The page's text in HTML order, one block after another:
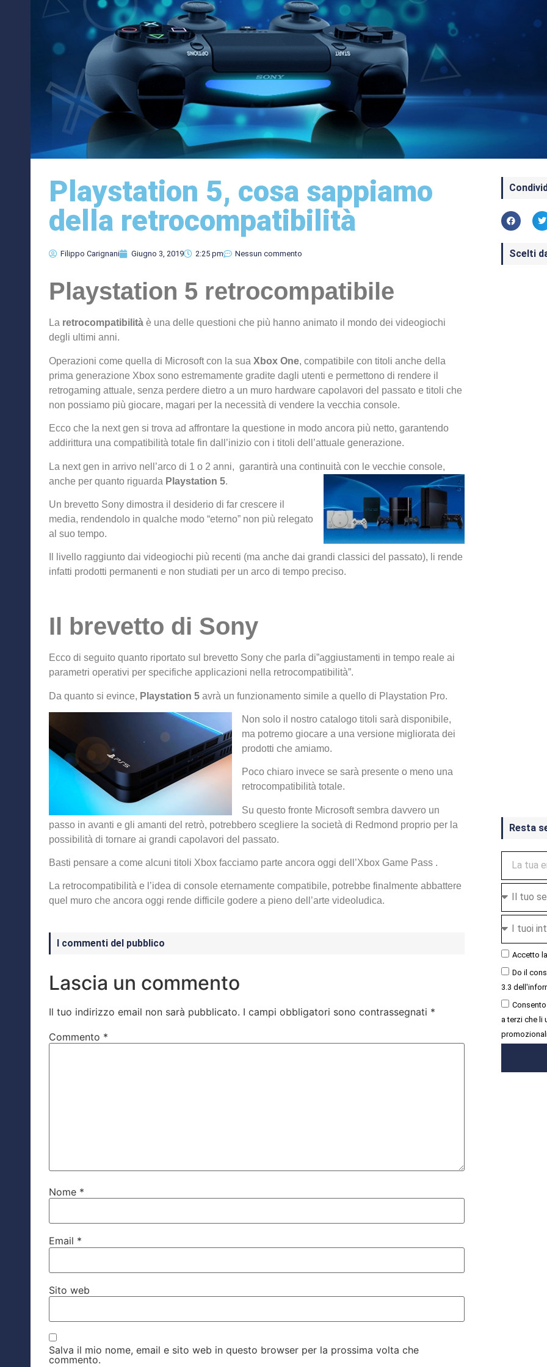
Playstation 5, cosa sappiamo
della retrocompatibilità
Filippo Carignani Giugno 3, 2019 2:25 pm Nessun commento
Playstation 5 retrocompatibile
La retrocompatibilità è una delle questioni che più hanno animato il mondo dei videogiochi
degli ultimi anni.
Operazioni come quella di Microsoft con la sua Xbox One, compatibile con titoli anche della
prima generazione Xbox sono estremamente gradite dagli utenti e permettono di rendere il
retrogaming attuale, senza perdere dietro a un muro hardware capolavori del passato e titoli che
non possiamo più giocare, magari per la necessità di vendere la vecchia console.
Ecco che la next gen si trova ad affrontare la questione in modo ancora più netto, garantendo
addirittura una compatibilità totale fin dall’inizio con i titoli dell’attuale generazione.
La next gen in arrivo nell’arco di 1 o 2 anni, garantirà una continuità con le vecchie console,
anche per quanto riguarda Playstation 5.
Un brevetto Sony dimostra il desiderio di far crescere il
media, rendendolo in qualche modo “eterno” non più relegato
al suo tempo.
Il livello raggiunto dai videogiochi più recenti (ma anche dai grandi classici del passato), li rende
infatti prodotti permanenti e non studiati per un arco di tempo preciso.
Il brevetto di Sony
Ecco di seguito quanto riportato sul brevetto Sony che parla di”aggiustamenti in tempo reale ai
parametri operativi per specifiche applicazioni nella retrocompatibilità”.
Da quanto si evince, Playstation 5 avrà un funzionamento simile a quello di Playstation Pro.
Non solo il nostro cata logo titoli sarà disponibile,
ma potremo giocare a una versione migliorata dei
prodotti che amiamo.
Poco chiaro invece se sarà presente o meno una
retrocompatibilità totale.
Su questo fronte Microsoft sembra davvero un
passo in avanti e gli amanti del retrò, potrebbero scegliere la società di Redmond proprio per la
possibilità di tornare ai grandi capolavori del passato.
Basti pensare a come alcuni titoli Xbox facciamo parte ancora oggi dell’Xbox Game Pass .
La retrocompatibilità e l’idea di console eternamente compatibile, potrebbe finalmente abbattere
quel muro che ancora oggi rende difficile godere a pieno dell’arte videoludica.
I commenti del pubblico
Lascia un commento
Il tuo indirizzo email non sarà pubblicato. I campi obbligatori sono contrassegnati *
Commento *
Nome *
Email *
Sito web
Salva il mio nome, email e sito web in questo browser per la prossima volta che
commento.
Scelti
Resta
Accetto la
Do il
3.3
a terzi che li